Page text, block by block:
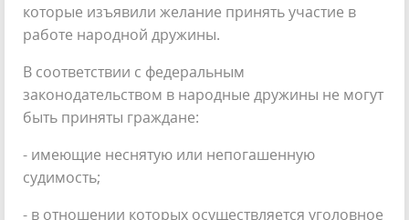
которые изъявили желание принять участие в
работе народной дружины.
В соответствии с федеральным
законодательством в народные дружины не могут
быть приняты граждане:
- имеющие неснятую или непогашенную
судимость;
- в отношении которых осуществляется уголовное